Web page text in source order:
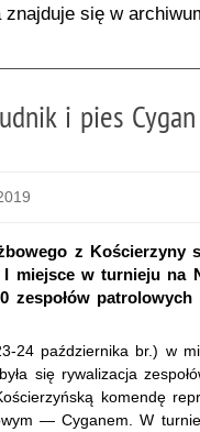
znajduje się w
i pies
z Kościerzyny
I miejsce w turnieju na
zespołów
24 października br.) w
się rywalizacja
komendę
— Cyganem. W